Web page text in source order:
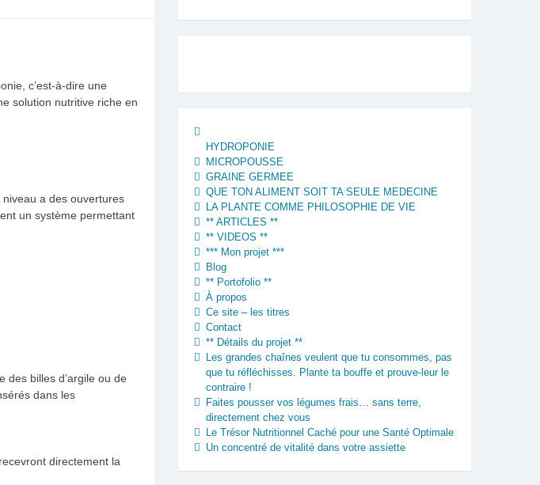
c’est-à-dire une
solution nutritive riche en
a des ouvertures
un système permettant
des billes d’argile ou de
dans les
directement la
HYDROPONIE
MICROPOUSSE
GRAINE GERMEE
QUE TON ALIMENT SOIT TA SEULE MEDECINE
LA PLANTE COMME PHILOSOPHIE DE VIE
** ARTICLES **
** VIDEOS **
*** Mon projet ***
Blog
** Portofolio **
À propos
Ce site – les titres
Contact
** Détails du projet **
Les grandes chaînes veulent que tu consommes, pas
que tu réfléchisses. Plante ta bouffe et prouve-leur le
contraire !
Faites pousser vos légumes frais… sans terre,
directement chez vous
Le Trésor Nutritionnel Caché pour une Santé Optimale
Un concentré de vitalité dans votre assiette